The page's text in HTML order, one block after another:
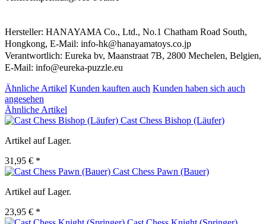
Hersteller: HANAYAMA Co., Ltd., No.1 Chatham Road South,
Hongkong, E-Mail: info-hk@hanayamatoys.co.jp
Verantwortlich: Eureka bv, Maanstraat 7B, 2800 Mechelen, Belgien,
E-Mail: info@eureka-puzzle.eu
Ähnliche Artikel Kunden kauften auch Kunden haben sich auch
angesehen
Ähnliche Artikel
Cast Chess Bishop (Läufer)
Artikel auf Lager.
31,95 € *
Cast Chess Pawn (Bauer)
Artikel auf Lager.
23,95 € *